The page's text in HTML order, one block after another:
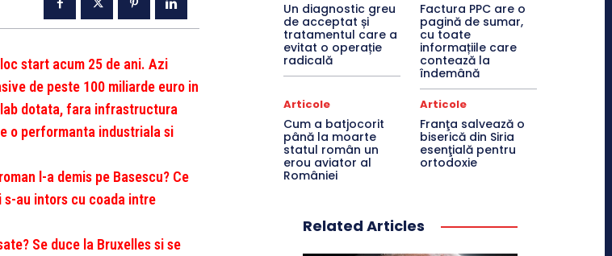
start acum 25 de ani. Azi
de peste 100 miliarde euro in
dotata, fara infrastructura
o performanta industriala si
l-a demis pe Basescu? Ce
au intors cu coada intre
Se duce la Bruxelles si se
Un diagnostic greu
de acceptat și
tratamentul care a
evitat o operație
radicală
Factura PPC are o
pagină de sumar,
cu toate
informațiile care
contează la
îndemână
Articole
Cum a batjocorit
până la moarte
statul român un
erou aviator al
României
Articole
Franţa salvează o
biserică din Siria
esenţială pentru
ortodoxie
Related Articles